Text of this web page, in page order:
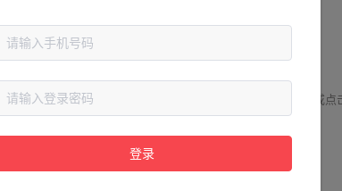
抱歉!
请检查您输入的网址是否正确，或点
登录